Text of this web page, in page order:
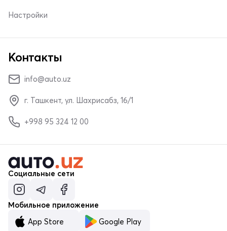
Настройки
Контакты
info@auto.uz
г. Ташкент, ул. Шахрисабз, 16/1
+998 95 324 12 00
Социальные сети
Мобильное приложение
App Store
Google Play